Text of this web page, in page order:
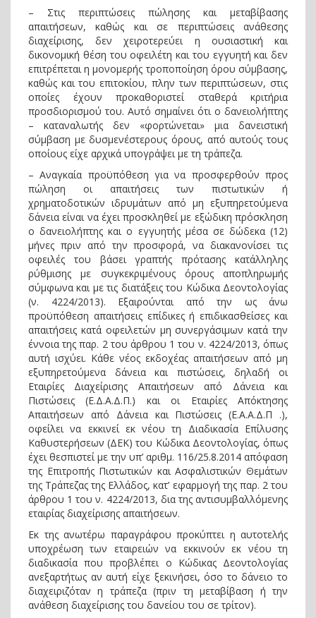
– Στις περιπτώσεις πώλησης και μεταβίβασης
απαιτήσεων, καθώς και σε περιπτώσεις ανάθεσης
διαχείρισης, δεν χειροτερεύει η ουσιαστική και
δικονομική θέση του οφειλέτη και του εγγυητή και δεν
επιτρέπεται η μονομερής τροποποίηση όρου σύμβασης,
καθώς και του επιτοκίου, πλην των περιπτώσεων, στις
οποίες έχουν προκαθοριστεί σταθερά κριτήρια
προσδιορισμού του. Αυτό σημαίνει ότι ο δανειολήπτης
– καταναλωτής δεν «φορτώνεται» μια δανειστική
σύμβαση με δυσμενέστερους όρους, από αυτούς τους
οποίους είχε αρχικά υπογράψει με τη τράπεζα.
– Αναγκαία προϋπόθεση για να προσφερθούν προς
πώληση οι απαιτήσεις των πιστωτικών ή
χρηματοδοτικών ιδρυμάτων από μη εξυπηρετούμενα
δάνεια είναι να έχει προσκληθεί με εξώδικη πρόσκληση
ο δανειολήπτης και ο εγγυητής μέσα σε δώδεκα (12)
μήνες πριν από την προσφορά, να διακανονίσει τις
οφειλές του βάσει γραπτής πρότασης κατάλληλης
ρύθμισης με συγκεκριμένους όρους αποπληρωμής
σύμφωνα και με τις διατάξεις του Κώδικα Δεοντολογίας
(ν. 4224/2013). Εξαιρούνται από την ως άνω
προϋπόθεση απαιτήσεις επίδικες ή επιδικασθείσες και
απαιτήσεις κατά οφειλετών μη συνεργάσιμων κατά την
έννοια της παρ. 2 του άρθρου 1 του ν. 4224/2013, όπως
αυτή ισχύει. Κάθε νέος εκδοχέας απαιτήσεων από μη
εξυπηρετούμενα δάνεια και πιστώσεις, δηλαδή οι
Εταιρίες Διαχείρισης Απαιτήσεων από Δάνεια και
Πιστώσεις (Ε.Δ.Α.Δ.Π.) και οι Εταιρίες Απόκτησης
Απαιτήσεων από Δάνεια και Πιστώσεις (Ε.Α.Α.Δ.Π .),
οφείλει να εκκινεί εκ νέου τη Διαδικασία Επίλυσης
Καθυστερήσεων (ΔΕΚ) του Κώδικα Δεοντολογίας, όπως
έχει θεσπιστεί με την υπ’ αριθμ. 116/25.8.2014 απόφαση
της Επιτροπής Πιστωτικών και Ασφαλιστικών Θεμάτων
της Τράπεζας της Ελλάδος, κατ’ εφαρμογή της παρ. 2 του
άρθρου 1 του ν. 4224/2013, δια της αντισυμβαλλόμενης
εταιρίας διαχείρισης απαιτήσεων.
Εκ της ανωτέρω παραγράφου προκύπτει η αυτοτελής
υποχρέωση των εταιρειών να εκκινούν εκ νέου τη
διαδικασία που προβλέπει ο Κώδικας Δεοντολογίας
ανεξαρτήτως αν αυτή είχε ξεκινήσει, όσο το δάνειο το
διαχειριζόταν η τράπεζα (πριν τη μεταβίβαση ή την
ανάθεση διαχείρισης του δανείου του σε τρίτον).